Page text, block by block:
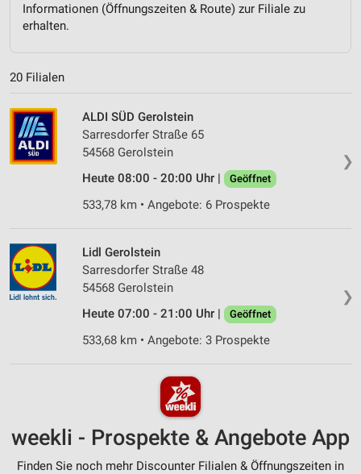
Informationen (Öffnungszeiten & Route) zur Filiale zu
erhalten.
20 Filialen
❯
ALDI SÜD Gerolstein
Sarresdorfer Straße 65
54568 Gerolstein
Heute 08:00 - 20:00 Uhr |
Geöffnet
533,78 km • Angebote: 6 Prospekte
❯
Lidl Gerolstein
Sarresdorfer Straße 48
54568 Gerolstein
Heute 07:00 - 21:00 Uhr |
Geöffnet
533,68 km • Angebote: 3 Prospekte
weekli - Prospekte & Angebote App
Finden Sie noch mehr Discounter Filialen & Öffnungszeiten in